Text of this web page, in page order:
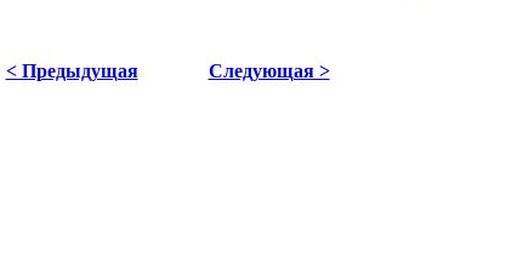
< Предыдущая Следующая >